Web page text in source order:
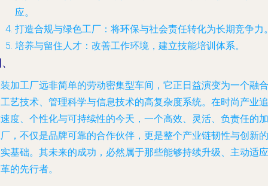
应。
打造合规与绿色工厂 ：将环保与社会责任转化为长期竞争力
培养与留住人才 ：改善工作环境，建立技能培训体系。
加工厂远非简单的劳动密集型车间，它正日益演变为一个融合
艺技术、管理科学与信息技术的高复杂度系统。在时尚产业追
度、个性化与可持续性的今天，一个高效、灵活、负责任的加
，不仅是品牌可靠的合作伙伴，更是整个产业链韧性与创新的
基础。其未来的成功，必然属于那些能够持续升级、主动适应
的先行者。